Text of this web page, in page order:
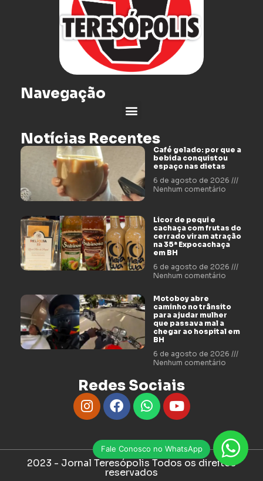
Fale Conosco no WhatsApp
Navegação
Notícias Recentes
Café gelado: por que a
bebida conquistou
espaço nas dietas
6 de agosto de 2026
Nenhum comentário
Licor de pequi e
cachaça com frutas do
cerrado viram atração
na 35ª Expocachaça
em BH
6 de agosto de 2026
Nenhum comentário
Motoboy abre
caminho no trânsito
para ajudar mulher
que passava mal a
chegar ao hospital em
BH
6 de agosto de 2026
Nenhum comentário
Redes Sociais
2023 - Jornal Teresópolis Todos os direitos
reservados